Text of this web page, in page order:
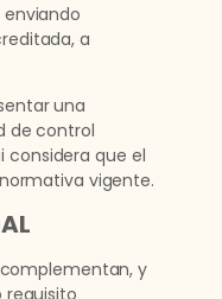
a
una
de control
considera que el
vigente.
y